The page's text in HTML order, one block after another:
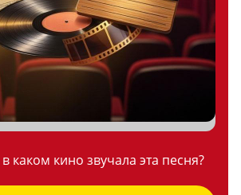
каком кино звучала эта песня?